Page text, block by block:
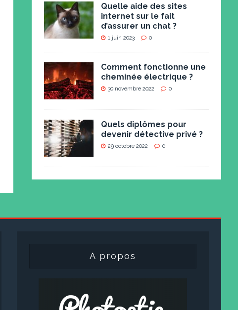
Quelle aide des sites
internet sur le fait
d’assurer un chat ?
1 juin 2023 0
Comment fonctionne une
cheminée électrique ?
30 novembre 2022 0
Quels diplômes pour
devenir détective privé ?
29 octobre 2022 0
A propos